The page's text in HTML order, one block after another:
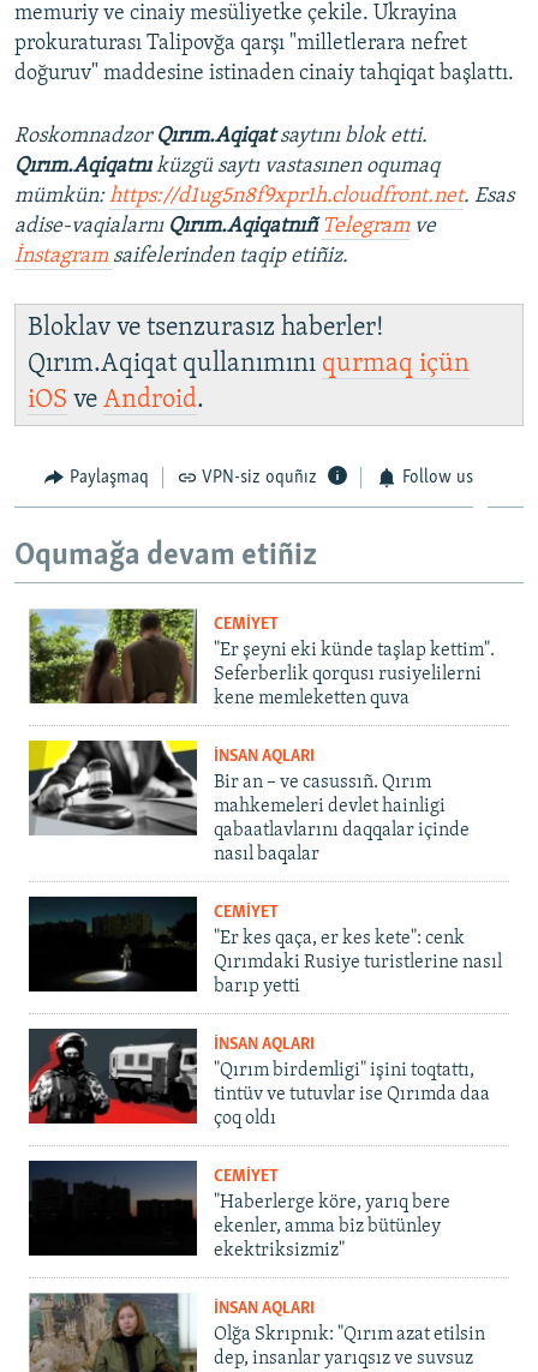
memuriy ve cinaiy mesüliyetke çekile. Ukrayina
prokuraturası Talipovğa qarşı "milletlerara nefret
doğuruv" maddesine istinaden cinaiy tahqiqat başlattı.
Roskomnadzor Qırım.Aqiqatsaytını blok etti.
Qırım.Aqiqatnıküzgü saytı vastasınen oqumaq
mümkün:https://d1ug5n8f9xpr1h.cloudfront.net. Esas
adise-vaqialarnı Qırım.AqiqatnıñTelegram ve
İnstagram saifelerinden taqip etiñiz.
Bloklav ve tsenzurasız haberler!
Qırım.Aqiqat qullanımını qurmaq içün
iOS ve Android.
Paylaşmaq VPN-siz oquñız Follow us
Oqumağa devam etiñiz
CEMİYET
"Er şeyni eki künde taşlap kettim".
Seferberlik qorqusı rusiyelilerni
kene memleketten quva
İNSAN AQLARI
Bir an – ve casussıñ. Qırım
mahkemeleri devlet hainligi
qabaatlavlarını daqqalar içinde
nasıl baqalar
CEMİYET
"Er kes qaça, er kes kete": cenk
Qırımdaki Rusiye turistlerine nasıl
barıp yetti
İNSAN AQLARI
"Qırım birdemligi" işini toqtattı,
tintüv ve tutuvlar ise Qırımda daa
çoq oldı
CEMİYET
"Haberlerge köre, yarıq bere
ekenler, amma biz bütünley
ekektriksizmiz"
İNSAN AQLARI
Olğa Skrıpnık: "Qırım azat etilsin
dep, insanlar yarıqsız ve suvsuz